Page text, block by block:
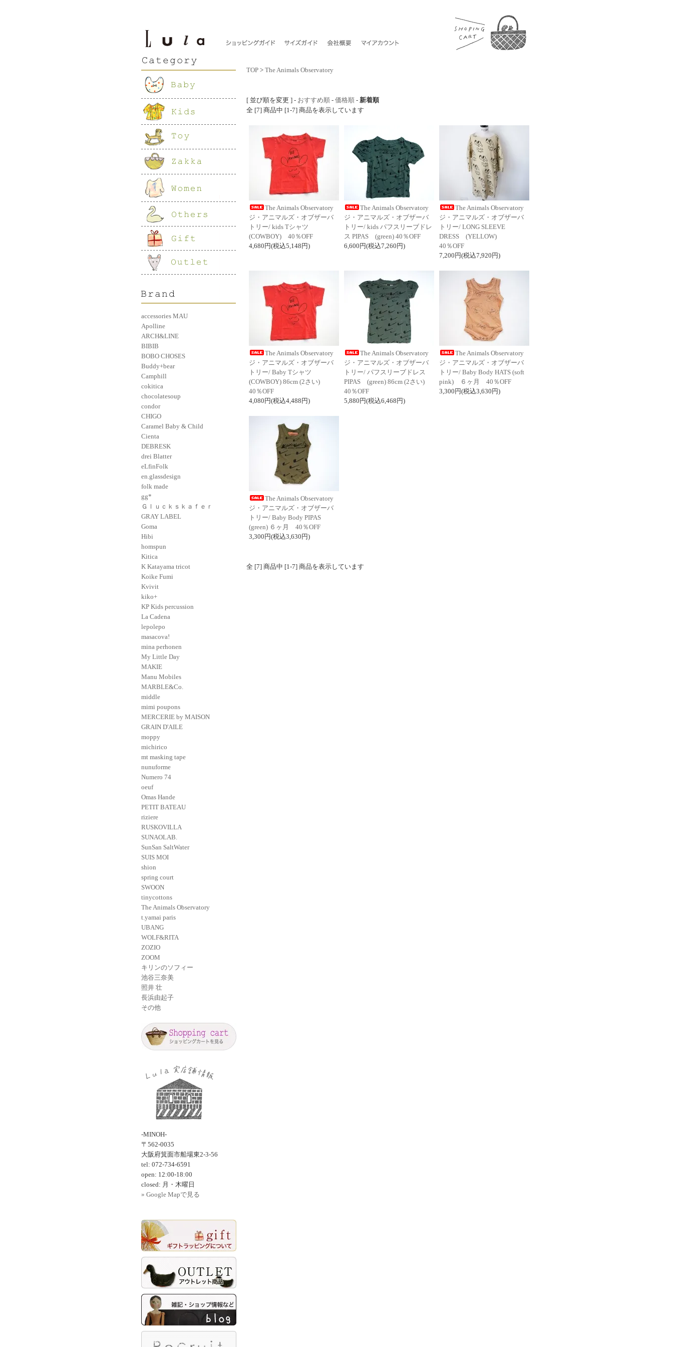
accessories MAU
Apolline
ARCH&LINE
BIBIB
BOBO CHOSES
Buddy+bear
Camphill
cokitica
chocolatesoup
condor
CHIGO
Caramel Baby & Child
Cienta
DEBRESK
drei Blatter
eLfinFolk
en.glassdesign
folk made
gg*
Ｇｌｕｃｋｓｋａｆｅｒ
GRAY LABEL
Goma
Hibi
homspun
Kitica
K Katayama tricot
Koike Fumi
Kvivit
kiko+
KP Kids percussion
La Cadena
lepolepo
masacova!
mina perhonen
My Little Day
MAKIE
Manu Mobiles
MARBLE&Co.
middle
mimi poupons
MERCERIE by MAISON
GRAIN D'AILE
moppy
michirico
mt masking tape
nunuforme
Numero 74
oeuf
Omas Hande
PETIT BATEAU
riziere
RUSKOVILLA
SUNAOLAB.
SunSan SaltWater
SUIS MOI
shion
spring court
SWOON
tinycottons
The Animals Observatory
t.yamai paris
UBANG
WOLF&RITA
ZOZIO
ZOOM
キリンのソフィー
池谷三奈美
照井 壮
長浜由起子
その他
-MINOH-
〒562-0035
大阪府箕面市船場東2-3-56
tel: 072-734-6591
open: 12:00-18:00
closed: 月・木曜日
» Google Mapで見る
TOP > The Animals Observatory
[ 並び順を変更 ] - おすすめ順 - 価格順 - 新着順
全 [7] 商品中 [1-7] 商品を表示しています
The Animals Observatory
ジ・アニマルズ・オブザーバ
トリー/ kids Tシャツ
(COWBOY) 40％OFF
4,680円(税込5,148円)
The Animals Observatory
ジ・アニマルズ・オブザーバ
トリー/ kids パフスリーブドレ
ス PIPAS (green) 40％OFF
6,600円(税込7,260円)
The Animals Observatory
ジ・アニマルズ・オブザーバ
トリー/ LONG SLEEVE
DRESS (YELLOW)
40％OFF
7,200円(税込7,920円)
The Animals Observatory
ジ・アニマルズ・オブザーバ
トリー/ Baby Tシャツ
(COWBOY) 86cm (2さい)
40％OFF
4,080円(税込4,488円)
The Animals Observatory
ジ・アニマルズ・オブザーバ
トリー/ パフスリーブドレス
PIPAS (green) 86cm (2さい)
40％OFF
5,880円(税込6,468円)
The Animals Observatory
ジ・アニマルズ・オブザーバ
トリー/ Baby Body HATS (soft
pink) ６ヶ月 40％OFF
3,300円(税込3,630円)
The Animals Observatory
ジ・アニマルズ・オブザーバ
トリー/ Baby Body PIPAS
(green) ６ヶ月 40％OFF
3,300円(税込3,630円)
全 [7] 商品中 [1-7] 商品を表示しています